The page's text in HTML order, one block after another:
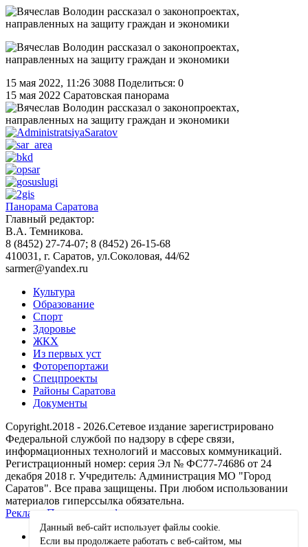
15 мая 2022, 11:26 3088 Поделиться: 0
15 мая 2022 Саратовская панорама
Панорама Саратова
Главный редактор:
В.А. Темникова.
8 (8452) 27-74-07; 8 (8452) 26-15-68
410031, г. Саратов, ул.Соколовая, 44/62
sarmer@yandex.ru
Культура
Образование
Спорт
Здоровье
ЖКХ
Из пеpвых уст
Фоторепортажи
Спецпроекты
Районы Саратова
Документы
Copyright.2018 - 2026.Сетевое издание зарегистрировано
Федеральной службой по надзору в сфере связи,
информационных технологий и массовых коммуникаций.
Регистрационный номер: серия Эл № ФС77-74686 от 24
декабря 2018 г. Учредитель: Администрация МО "Город
Саратов". Все права защищены. При любом использовании
материалов гиперссылка обязательна.
Реклама
Политика конфиденциальности
Данный веб-сайт использует файлы сookie.
Если вы продолжаете работать с веб-сайтом, мы